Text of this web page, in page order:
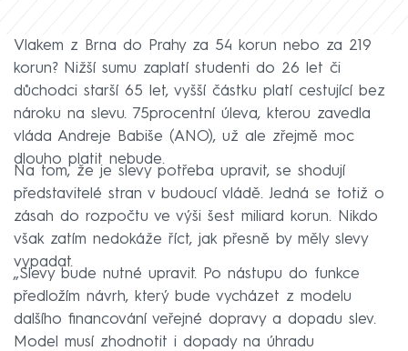
Vlakem z Brna do Prahy za 54 korun nebo za 219
korun? Nižší sumu zaplatí studenti do 26 let či
důchodci starší 65 let, vyšší částku platí cestující bez
nároku na slevu. 75procentní úleva, kterou zavedla
vláda Andreje Babiše (ANO), už ale zřejmě moc
dlouho platit nebude.
Na tom, že je slevy potřeba upravit, se shodují
představitelé stran v budoucí vládě. Jedná se totiž o
zásah do rozpočtu ve výši šest miliard korun. Nikdo
však zatím nedokáže říct, jak přesně by měly slevy
vypadat.
„Slevy bude nutné upravit. Po nástupu do funkce
předložím návrh, který bude vycházet z modelu
dalšího financování veřejné dopravy a dopadu slev.
Model musí zhodnotit i dopady na úhradu